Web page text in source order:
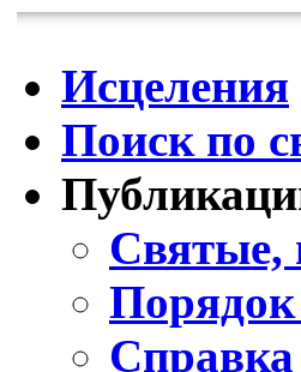
Исцеления
Поиск по
Святые,
Справка